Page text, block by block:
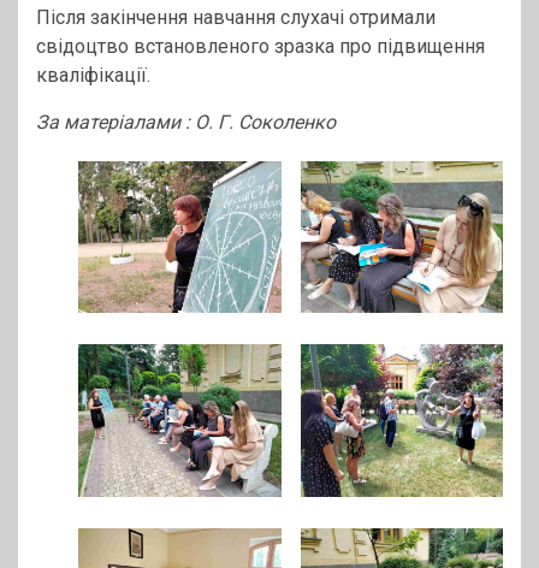
Після закінчення навчання слухачі отримали
свідоцтво встановленого зразка про підвищення
кваліфікації.
За матеріалами : О. Г. Соколенко